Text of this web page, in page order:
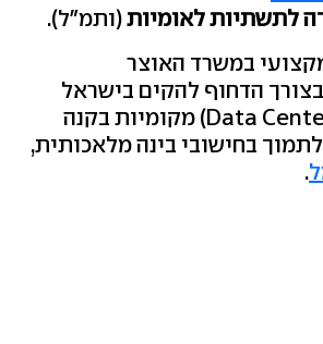
לתשתיות לאומיות(ותמ"ל).
במשרד האוצר
הדחוף להקים בישראל
חוות שרתים (Data Centers) מקומיות בקנה
בחישובי בינה מלאכותית,
.